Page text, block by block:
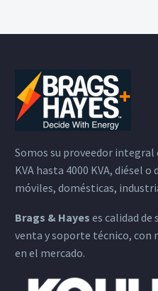
Somos su proveedor integral
KVA hasta 4000 KVA, diésel
móviles, domésticas,
Brags & Hayes es calidad de
venta y soporte técnico, con
en el mercado.